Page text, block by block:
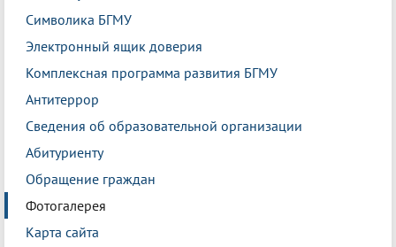
Символика БГМУ
Электронный ящик доверия
Комплексная программа развития БГМУ
Антитеррор
Сведения об образовательной организации
Абитуриенту
Обращение граждан
Фотогалерея
Карта сайта